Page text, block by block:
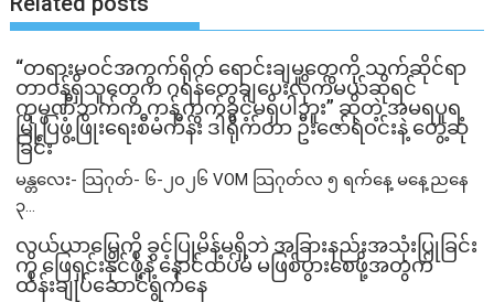
“တရားမဝင်အကွက်ရိုက် ရောင်းချမှုတွေကို သက်ဆိုင်ရာ
တာဝန်ရှိသူတွေက ဂရန်တွေချပေးလိုက်မယ်ဆိုရင်
ကုမ္ပဏီဘက်က ကန့်ကွက်ခွင့်မရှိပါဘူး” ဆိုတဲ့ အမရပူရ
မြို့ပြဖွံ့ဖြိုးရေးစီမံကိန်း ဒါရိုက်တာ ဦးဇော်ရဲဝင်းနဲ့ တွေ့ဆုံ
ခြင်း
မန္တလေး- သြဂုတ်- ၆-၂၀၂၆ VOM သြဂုတ်လ ၅ ရက်နေ့ မနေ့ညနေ
၃...
လယ်ယာမြေကို ခွင့်ပြုမိန့်မရှိဘဲ အခြားနည်းအသုံးပြုခြင်း
ကို ဖြေရှင်းနိုင်ဖို့နဲ့ နောင်ထပ်မံ မဖြစ်ပွားစေဖို့အတွက်
ထိန်းချုပ်ဆောင်ရွက်နေ